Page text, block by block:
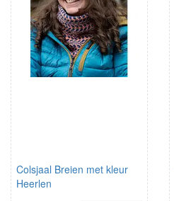
Colsjaal Breien met kleur
Heerlen